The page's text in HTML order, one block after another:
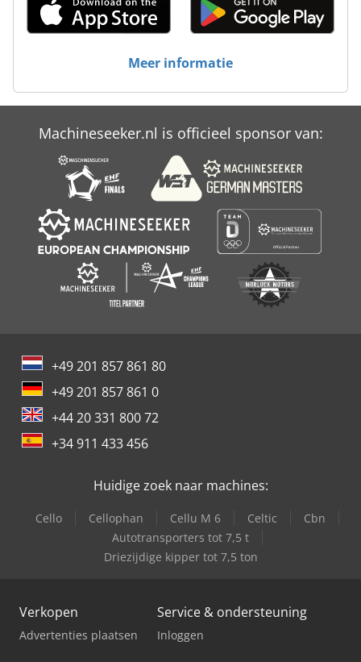
Kondia B 500
Normen Binder
Si 550
Sodick A 500
Wacker Bs 500
Meer informatie
Machineseeker.nl is officieel sponsor van:
+49 201 857 861 80
+49 201 857 861 0
+44 20 331 800 72
+34 911 433 456
Huidige zoek naar machines:
Cello Cellophan Cellu M 6 Celtic
Cbn
Autotransporters tot 7,5 t
Driezijdige kipper tot 7,5 ton
Verkopen
Advertenties plaatsen
Service & ondersteuning
Inloggen